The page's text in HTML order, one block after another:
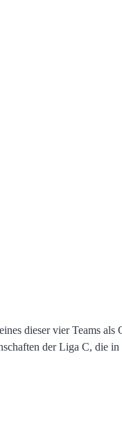
dieser vier Teams
der Liga C, die